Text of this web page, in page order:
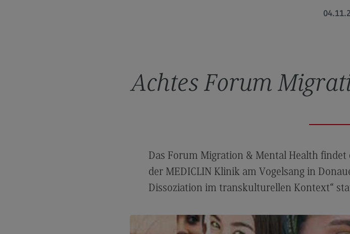
Achtes Forum
Das Forum Migration & Mental Health
der MEDICLIN Klinik am Vogelsang in
Dissoziation im transkulturellen Kontext“